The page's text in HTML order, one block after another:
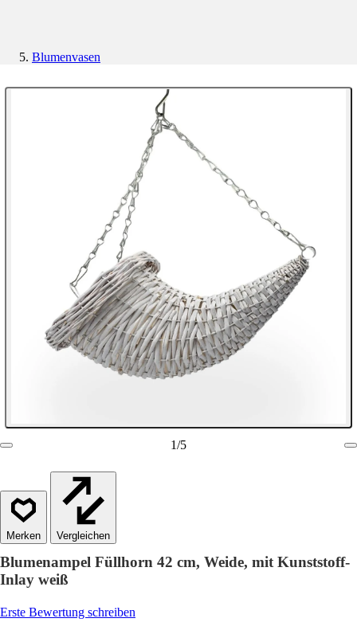
Blumenvasen
1/5
Vergleichen
Blumenampel Füllhorn 42 cm, Weide, mit Kunststoff-
Inlay weiß
Erste Bewertung schreiben